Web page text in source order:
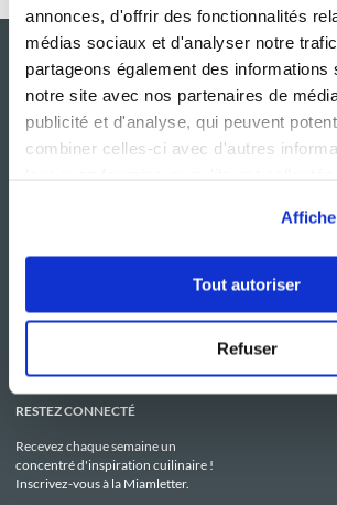
annonces, d'offrir des fonctionnalités
médias sociaux et d'analyser notre
partageons également des informations
notre site avec nos partenaires de
publicité et d'analyse, qui peuvent
combiner celles-ci avec d'autres
Tout autoriser
Refuser
Le Mag'
Boutique
C.G.U
Politique de
Utilisation des
RESTEZ CONNECTÉ
Recevez chaque semaine un
concentré d'inspiration cuilinaire !
Inscrivez-vous à la Miamletter.